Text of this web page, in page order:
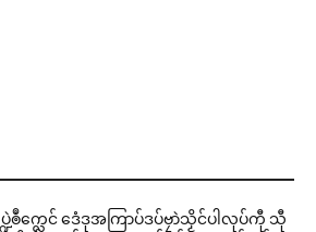
ပ္ဍဲၜဳက္လေင် ဒေံဒုအကြာပ်ဒပ်ဗၠာဲသၟိင်ပါလုပ်ကီု သီု